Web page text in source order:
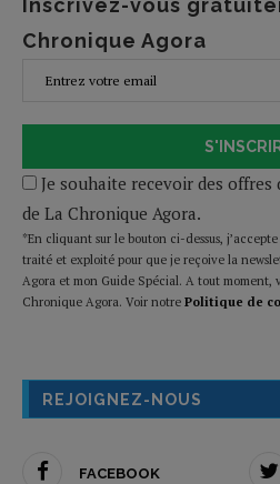
Inscrivez-vous
Chronique Agora
Je souhaite recevoir des
de La Chronique Agora.
*En cliquant sur le bouton ci-dessus,
traité et exploité pour que je reçoive la
Agora et mon Guide Spécial. A tout moment,
Chronique Agora. Voir notre Politique de
REJOIGNEZ-NOUS
FACEBOOK